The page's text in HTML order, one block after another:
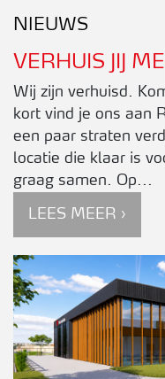
NIEUWS
VERHUIS JIJ
Wij zijn verhuisd.
kort vind je ons aan
een paar straten
locatie die klaar is
graag samen. Op...
LEES MEER ›